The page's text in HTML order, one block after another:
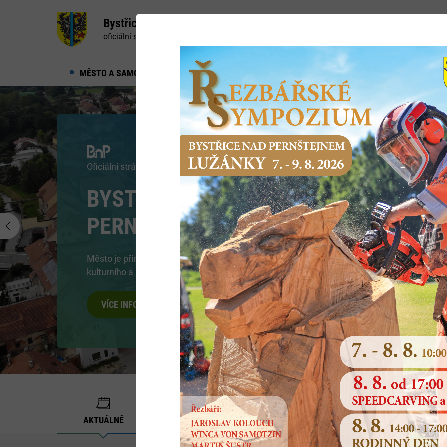
MĚSTO A SAMOSPRÁVA MĚSTSKÝ ÚŘAD PODNIKÁNÍ SERVIS
Bystřice nad Pernštejnem
oficiální stránky města
Navštivte centrum Eden
RÁJ INSPIRACE
A POZNÁNÍ
Chcete si vyzkoušet různá řemesla ve
starobylých chaloupkách? Nakouknout do
panského bydlení?
VÍCE INFORMACÍ
Previous
AKTUÁLNĚ ÚŘEDNÍ DESKA HLÁŠENÍ ROZHLASU NOVINY BYSTŘICKO